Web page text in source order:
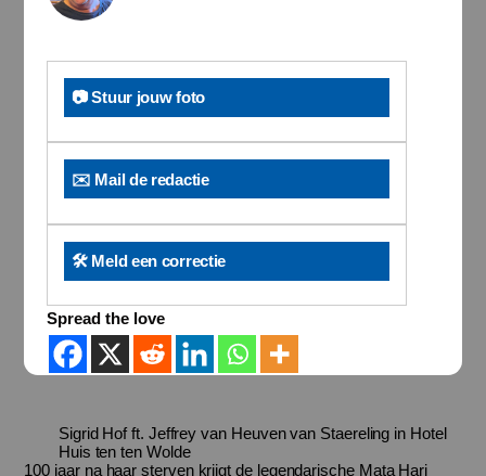
📷 Stuur jouw foto
✉️ Mail de redactie
🛠️ Meld een correctie
Spread the love
Sigrid Hof ft. Jeffrey van Heuven van Staereling in Hotel
Huis ten ten Wolde
100 jaar na haar sterven krijgt de legendarische Mata Hari